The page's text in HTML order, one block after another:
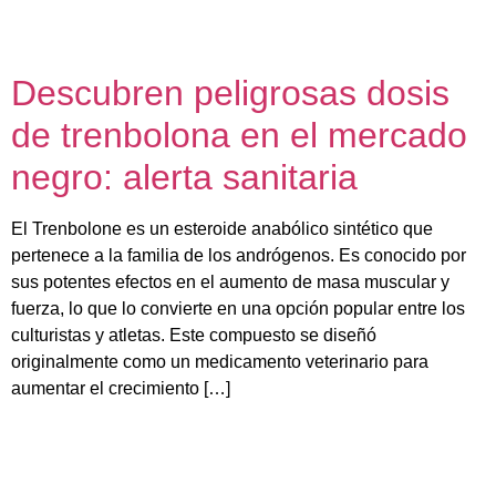
Descubren peligrosas dosis
de trenbolona en el mercado
negro: alerta sanitaria
El Trenbolone es un esteroide anabólico sintético que
pertenece a la familia de los andrógenos. Es conocido por
sus potentes efectos en el aumento de masa muscular y
fuerza, lo que lo convierte en una opción popular entre los
culturistas y atletas. Este compuesto se diseñó
originalmente como un medicamento veterinario para
aumentar el crecimiento […]